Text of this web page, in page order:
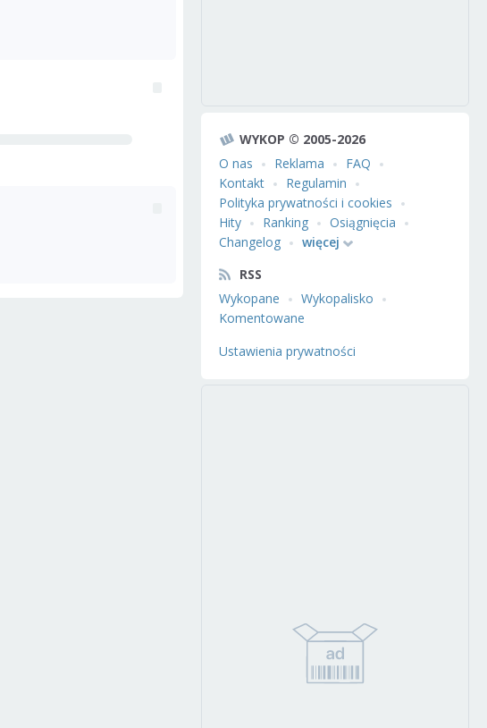
WYKOP © 2005-2026
O nas
Reklama
FAQ
Kontakt
Regulamin
Polityka prywatności i cookies
Hity
Ranking
Osiągnięcia
Changelog
więcej
RSS
Wykopane
Wykopalisko
Komentowane
Ustawienia prywatności